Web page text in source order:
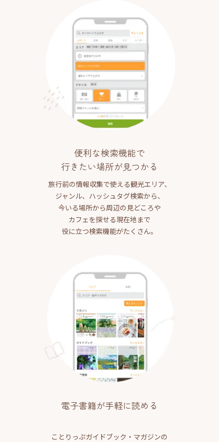
便利な検索機能で
行きたい場所が見つかる
旅行前の情報収集で使える観光エリア、
ジャンル、ハッシュタグ検索から、
今いる場所から周辺の見どころや
カフェを探せる現在地まで
役に立つ検索機能がたくさん。
電子書籍が手軽に読める
ことりっぷガイドブック・マガジンの